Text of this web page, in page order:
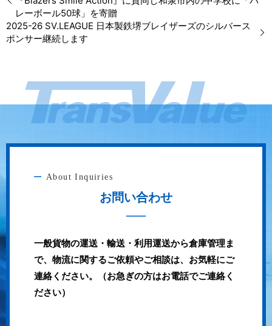
レーボール50球」を寄贈
2025-26 SV.LEAGUE 日本製鉄堺ブレイザーズのシルバース
ポンサー継続します
About Inquiries
お問い合わせ
一般貨物の運送・輸送・利用運送から倉庫管理ま
で、物流に関するご依頼やご相談は、お気軽にご
連絡ください。（お急ぎの方はお電話でご連絡く
ださい）